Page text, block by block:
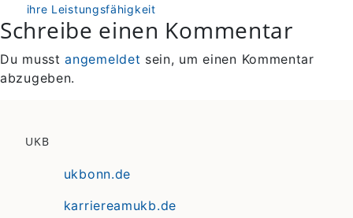
ihre Leistungsfähigkeit
Schreibe einen Kommentar
Du musstangemeldet sein, um einen Kommentar
abzugeben.
UKB
ukbonn.de
karriereamukb.de